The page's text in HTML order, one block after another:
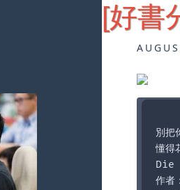
[好書
別把
懂得
Die
作